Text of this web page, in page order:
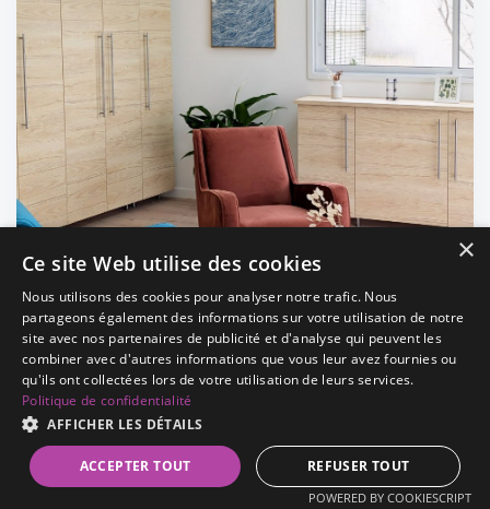
×
Ce site Web utilise des cookies
Nous utilisons des cookies pour analyser notre trafic. Nous
partageons également des informations sur votre utilisation de notre
site avec nos partenaires de publicité et d'analyse qui peuvent les
combiner avec d'autres informations que vous leur avez fournies ou
qu'ils ont collectées lors de votre utilisation de leurs services.
Politique de confidentialité
AFFICHER LES DÉTAILS
ACCEPTER TOUT REFUSER TOUT
POWERED BY COOKIESCRIPT